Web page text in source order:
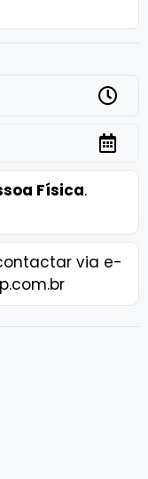
Física.
via e-